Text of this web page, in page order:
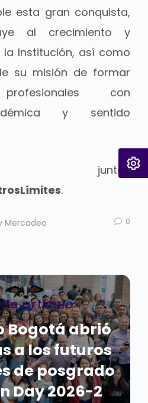
esta gran conquista,
al crecimiento y
Institución, así como
su misión de formar
con
y sentido
juntos
.
Mercadeo 0
artículo
Bogotá abrió
a los futuros
de posgrado
Day 2026-2